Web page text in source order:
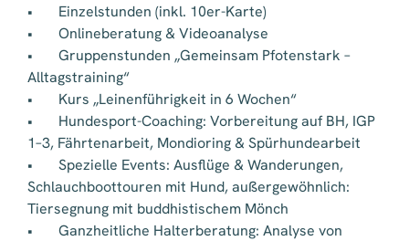
• Einzelstunden (inkl. 10er-Karte)
• Onlineberatung & Videoanalyse
• Gruppenstunden „Gemeinsam Pfotenstark –
Alltagstraining“
• Kurs „Leinenführigkeit in 6 Wochen“
• Hundesport-Coaching: Vorbereitung auf BH, IGP
1–3, Fährtenarbeit, Mondioring & Spürhundearbeit
• Spezielle Events: Ausflüge & Wanderungen,
Schlauchboottouren mit Hund, außergewöhnlich:
Tiersegnung mit buddhistischem Mönch
• Ganzheitliche Halterberatung: Analyse von